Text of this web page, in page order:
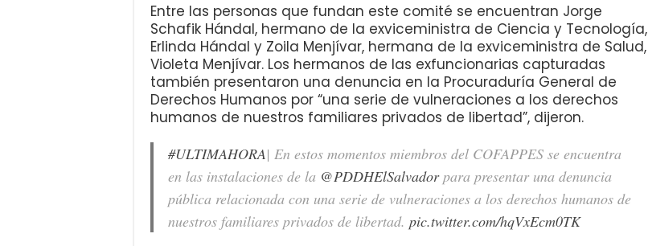
Entre las personas que fundan este comité se encuentran Jorge
Schafik Hándal, hermano de la exviceministra de Ciencia y Tecnología,
Erlinda Hándal y Zoila Menjívar, hermana de la exviceministra de Salud,
Violeta Menjívar. Los hermanos de las exfuncionarias capturadas
también presentaron una denuncia en la Procuraduría General de
Derechos Humanos por “una serie de vulneraciones a los derechos
humanos de nuestros familiares privados de libertad”, dijeron.
#ULTIMAHORA| En estos momentos miembros del COFAPPES se encuentra
en las instalaciones de la @PDDHElSalvadorpara presentar una denuncia
pública relacionada con una serie de vulneraciones a los derechos humanos de
nuestros familiares privados de libertad. pic.twitter.com/hqVxEcm0TK